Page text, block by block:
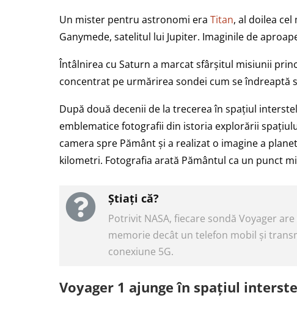
Un mister pentru astronomi era Titan, al doilea
Ganymede, satelitul lui Jupiter. Imaginile de
Întâlnirea cu Saturn a marcat sfârșitul misiunii
concentrat pe urmărirea sondei cum se îndreaptă
După două decenii de la trecerea în spațiul
emblematice fotografii din istoria explorării
camera spre Pământ și a realizat o imagine a
kilometri. Fotografia arată Pământul ca un punct
Știați că?
Potrivit NASA, fiecare sondă Voyager
memorie decât un telefon mobil și
conexiune 5G.
Voyager 1 ajunge în spațiul